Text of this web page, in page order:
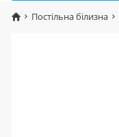
Постільна білизна